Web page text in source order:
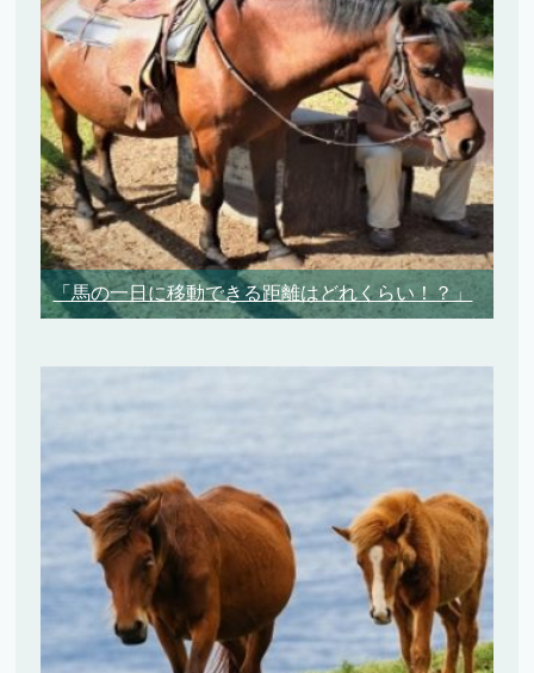
「馬の一日に移動できる距離はどれくらい！？」